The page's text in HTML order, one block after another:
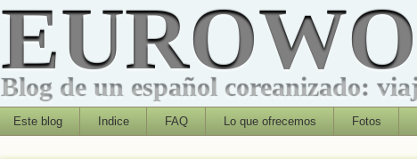
Blog de un español coreanizado:
Este blog Indice FAQ Lo que ofrecemos Fotos